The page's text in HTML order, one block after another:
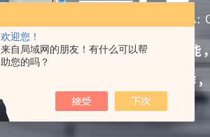
欢迎您！
来自局域网的朋友！有什么可以帮
助您的吗？